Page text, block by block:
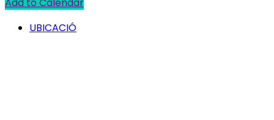
UBICACIÓ